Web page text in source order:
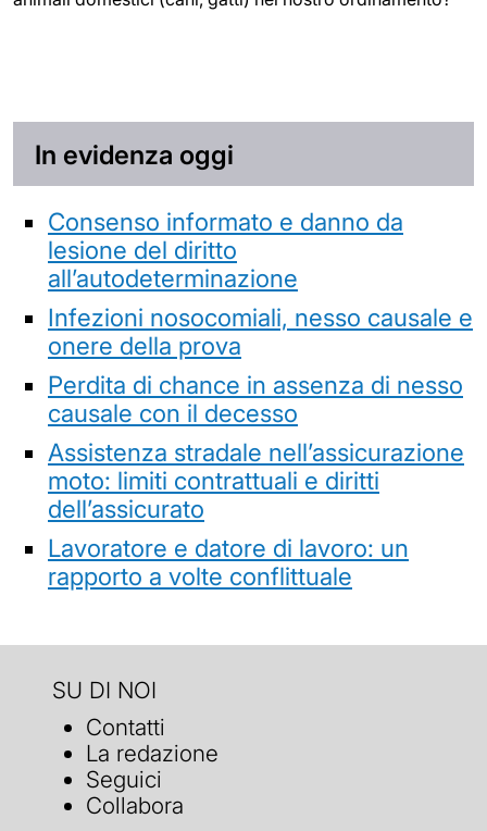
In evidenza oggi
Consenso informato e danno da
lesione del diritto
all’autodeterminazione
Infezioni nosocomiali, nesso causale e
onere della prova
Perdita di chance in assenza di nesso
causale con il decesso
Assistenza stradale nell’assicurazione
moto: limiti contrattuali e diritti
dell’assicurato
Lavoratore e datore di lavoro: un
rapporto a volte conflittuale
SU DI NOI
Contatti
La redazione
Seguici
Collabora